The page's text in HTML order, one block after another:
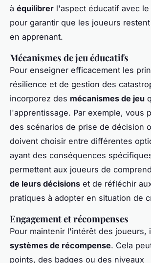
à équilibrer l'aspect éducatif avec
pour garantir que les joueurs
en apprenant.
Mécanismes de jeu éducatifs
Pour enseigner efficacement les
résilience et de gestion des
incorporez des mécanismes de jeu
l'apprentissage. Par exemple, vous
des scénarios de prise de décision
doivent choisir entre différentes
ayant des conséquences
permettent aux joueurs de
de leurs décisions et de réfléchir
pratiques à adopter en situation de
Engagement et récompenses
Pour maintenir l'intérêt des joueurs,
systèmes de récompense. Cela
points, des badges ou des niveaux